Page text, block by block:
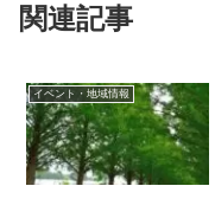
関連記事
イベント・地域情報